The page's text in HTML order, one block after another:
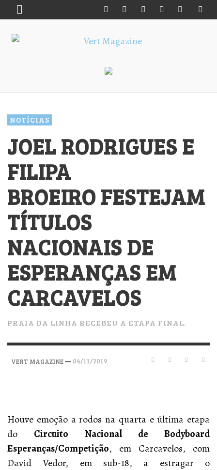
NOTÍCIAS
JOEL RODRIGUES E
FILIPA
BROEIRO FESTEJAM
TÍTULOS
NACIONAIS DE
ESPERANÇAS EM
CARCAVELOS
PRAIA DA LINHA RECEBEU A ETAPA FINAL.
VERT MAGAZINE— 04/11/2019
Houve emoção a rodos na quarta e última etapa
do Circuito Nacional de Bodyboard
Esperanças/Competição, em Carcavelos, com
David Vedor, em sub-18, a estragar o